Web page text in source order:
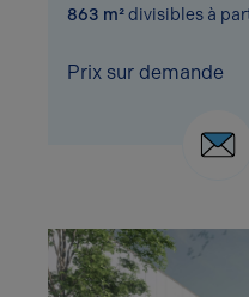
863 m²divisibles à
Prix sur demande